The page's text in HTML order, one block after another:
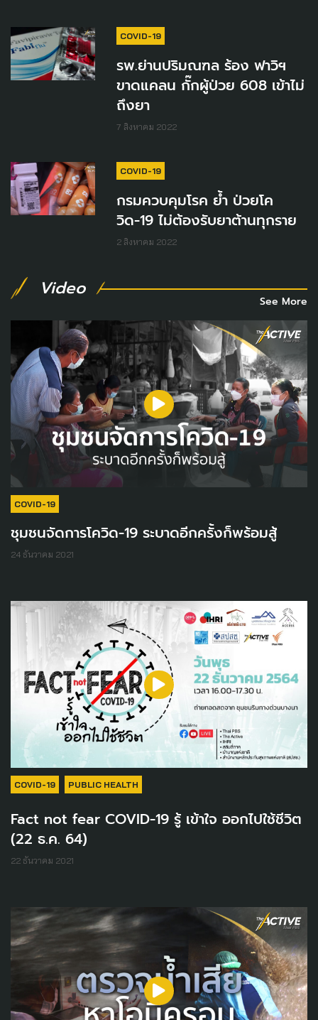
COVID-19
รพ.ย่านปริมณฑล ร้อง ฟาวิฯ
ขาดแคลน กั๊กผู้ป่วย 608 เข้าไม่
ถึงยา
7 สิงหาคม 2022
COVID-19
กรมควบคุมโรค ย้ำ ป่วยโค
วิด-19 ไม่ต้องรับยาต้านทุกราย
2 สิงหาคม 2022
Video
See More
COVID-19
ชุมชนจัดการโควิด-19 ระบาดอีกครั้งก็พร้อมสู้
24 ธันวาคม 2021
COVID-19 PUBLIC HEALTH
Fact not fear COVID-19 รู้ เข้าใจ ออกไปใช้ชีวิต
(22 ธ.ค. 64)
22 ธันวาคม 2021